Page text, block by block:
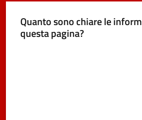
Quanto sono chiare le
questa pagina?